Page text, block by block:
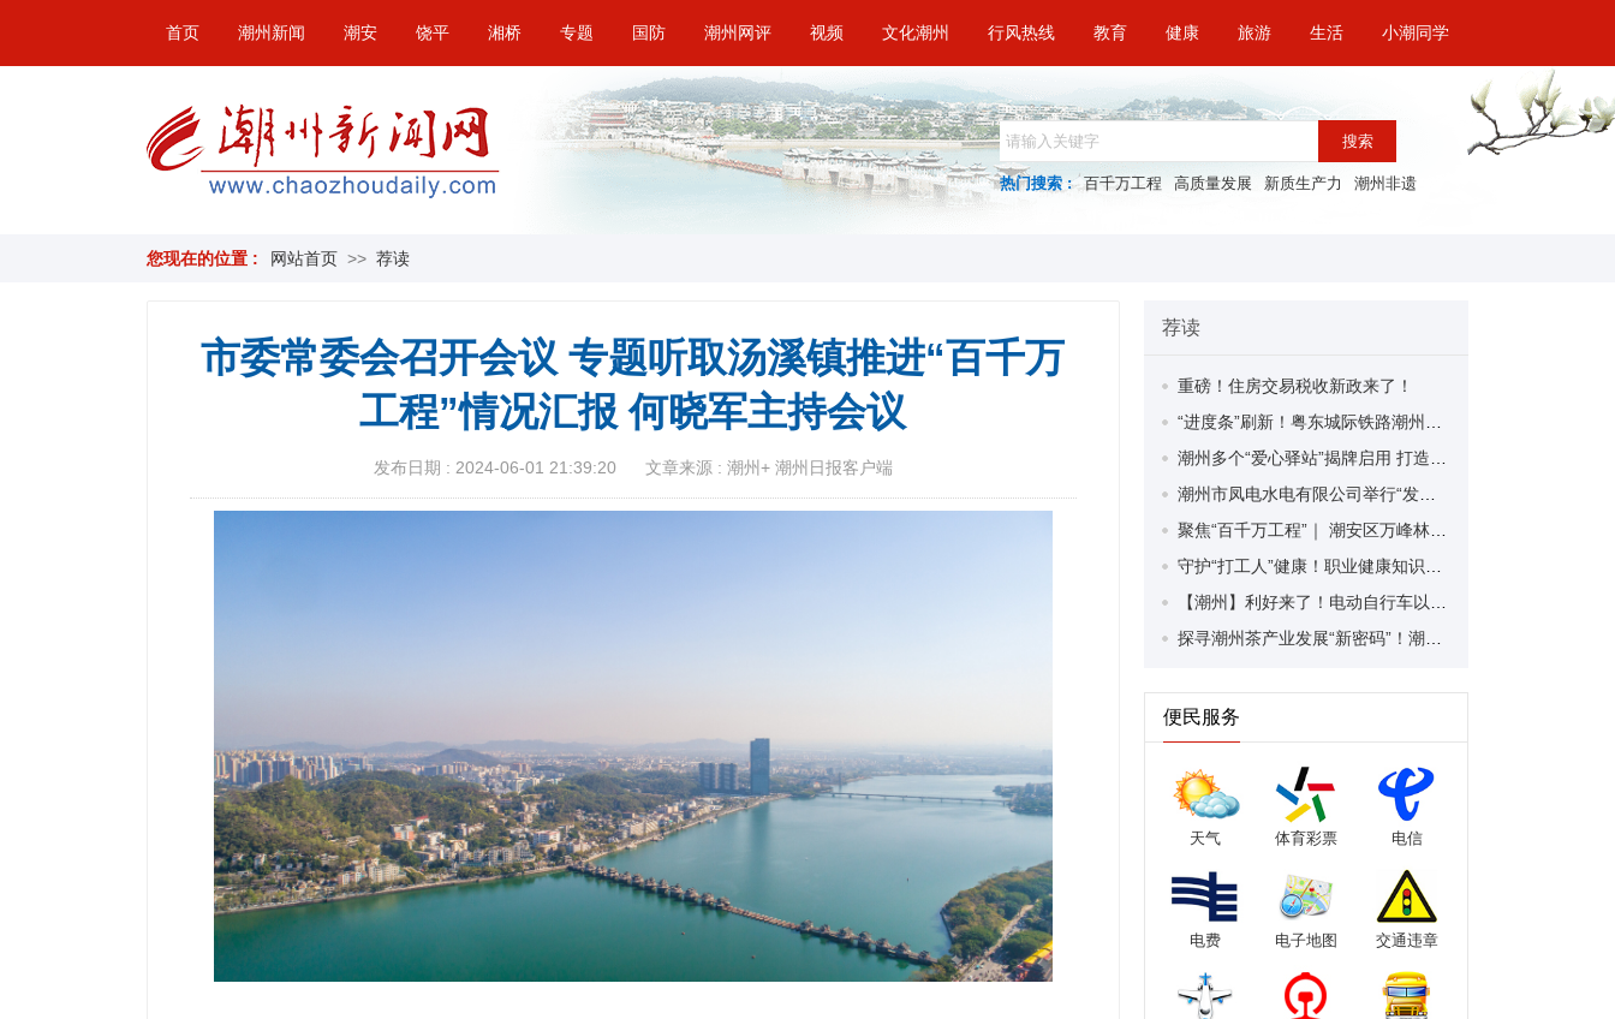
首页 潮州新闻 潮安 饶平 湘桥 专题 国防 潮州网评 视频 文化潮州 行风热线 教育 健康 旅游 生活 小潮同学
搜索
热门搜索 : 百千万工程 高质量发展 新质生产力 潮州非遗
您现在的位置 : 网站首页 >> 荐读
市委常委会召开会议 专题听取汤溪镇推进“百千万
工程”情况汇报 何晓军主持会议
发布日期 : 2024-06-01 21:39:20 文章来源 : 潮州+ 潮州日报客户端
荐读
重磅！住房交易税收新政来了！
便民服务
天气 体育彩票 电信
电费 电子地图 交通违章